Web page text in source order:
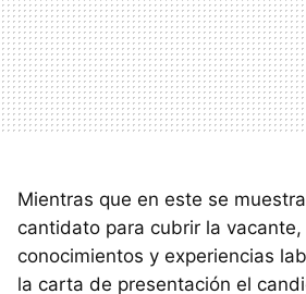
Mientras que en este se
cantidato para cubrir la vacante,
conocimientos y experiencias
la carta de presentación el